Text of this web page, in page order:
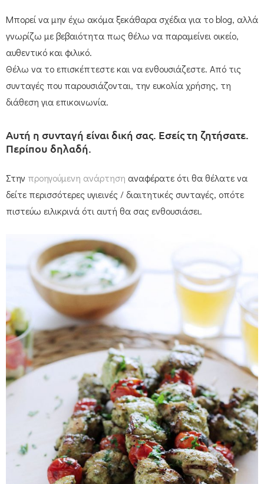
Μπορεί να μην έχω ακόμα ξεκάθαρα σχέδια για το blog, αλλά
γνωρίζω με βεβαιότητα πως θέλω να παραμείνει οικείο,
αυθεντικό και φιλικό.
Θέλω να το επισκέπτεστε και να ενθουσιάζεστε. Από τις
συνταγές που παρουσιάζονται, την ευκολία χρήσης, τη
διάθεση για επικοινωνία.
Αυτή η συνταγή είναι δική σας. Εσείς τη ζητήσατε.
Περίπου δηλαδή.
Στην προηγούμενη ανάρτηση αναφέρατε ότι θα θέλατε να
δείτε περισσότερες υγιεινές / διαιτητικές συνταγές, οπότε
πιστεύω ειλικρινά ότι αυτή θα σας ενθουσιάσει.